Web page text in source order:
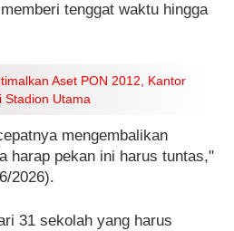
tenggat waktu hingga
Aset PON 2012, Kantor
Stadion Utama
mengembalikan
harap pekan ini harus tuntas,"
2026).
31 sekolah yang harus